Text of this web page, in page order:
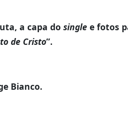
a capa do single e fotos
de Cristo”.
Bianco.